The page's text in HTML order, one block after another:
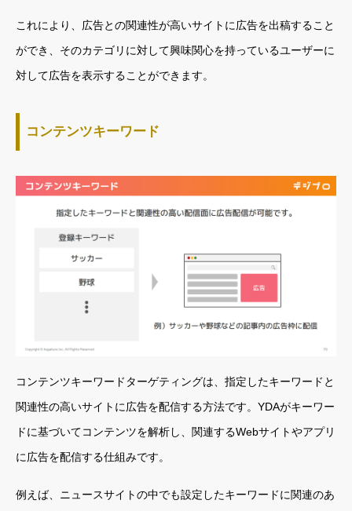
これにより、広告との関連性が高いサイトに広告を出稿すること
ができ、そのカテゴリに対して興味関心を持っているユーザーに
対して広告を表示することができます。
コンテンツキーワード
コンテンツキーワードターゲティングは、指定したキーワードと
関連性の高いサイトに広告を配信する方法です。YDAがキーワー
ドに基づいてコンテンツを解析し、関連するWebサイトやアプリ
に広告を配信する仕組みです。
例えば、ニュースサイトの中でも設定したキーワードに関連のあ